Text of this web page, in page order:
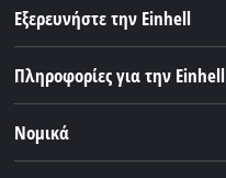
Εξερευνήστε την Einhell
Σύστημα μπαταριών
Εξυπηρέτηση
Πληροφορίες για την Einhell
Νομικά